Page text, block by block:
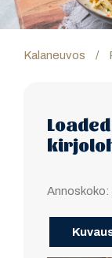
Kalaneuvos /